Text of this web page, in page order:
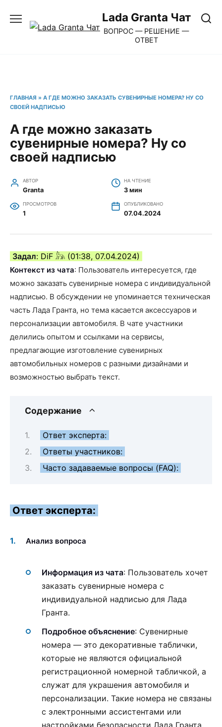
содержанию
Lada Granta Чат
ВОПРОС — РЕШЕНИЕ —
ОТВЕТ
ГЛАВНАЯ » А ГДЕ МОЖНО ЗАКАЗАТЬ СУВЕНИРНЫЕ НОМЕРА? НУ СО
СВОЕЙ НАДПИСЬЮ
А где можно заказать
сувенирные номера? Ну со
своей надписью
АВТОР
Granta
НА ЧТЕНИЕ
3 мин
ПРОСМОТРОВ
1
ОПУБЛИКОВАНО
07.04.2024
Задал: DiF 𓃦 (01:38, 07.04.2024)
Контекст из чата: Пользователь интересуется, где
можно заказать сувенирные номера с индивидуальной
надписью. В обсуждении не упоминается техническая
часть Лада Гранта, но тема касается аксессуаров и
персонализации автомобиля. В чате участники
делились опытом и ссылками на сервисы,
предлагающие изготовление сувенирных
автомобильных номеров с разными дизайнами и
возможностью выбрать текст.
Содержание
Ответ эксперта:
Ответы участников:
Часто задаваемые вопросы (FAQ):
Ответ эксперта:
Анализ вопроса
Информация из чата: Пользователь хочет
заказать сувенирные номера с
индивидуальной надписью для Лада
Гранта.
Подробное объяснение: Сувенирные
номера — это декоративные таблички,
которые не являются официальной
регистрационной номерной табличкой, а
служат для украшения автомобиля и
персонализации. Такие номера не связаны
с электронными ассистентами или
настройками безопасности Лада Гранта,